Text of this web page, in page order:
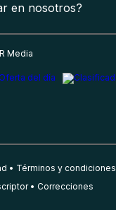
en nosotros?
Media
Términos y condiciones
Correcciones